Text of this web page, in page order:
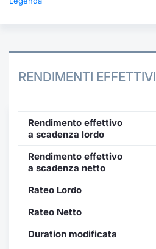
RENDIMENTI EFFETTIVI
Rendimento effettivo
a scadenza lordo
Rendimento effettivo
a scadenza netto
Rateo Lordo
Rateo Netto
Duration modificata